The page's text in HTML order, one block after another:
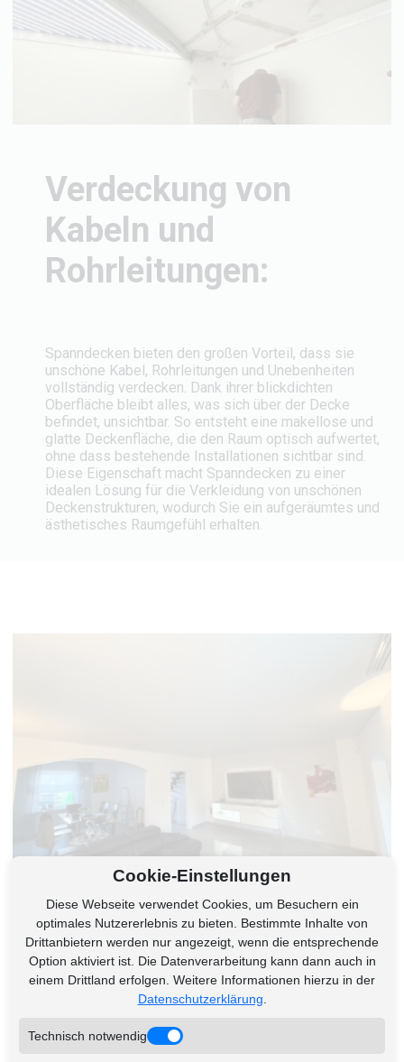
Verdeckung von
Kabeln und
Rohrleitungen:
Spanndecken bieten den großen Vorteil, dass sie
unschöne Kabel, Rohrleitungen und Unebenheiten
vollständig verdecken. Dank ihrer blickdichten
Oberfläche bleibt alles, was sich über der Decke
befindet, unsichtbar. So entsteht eine makellose und
glatte Deckenfläche, die den Raum optisch aufwertet,
ohne dass bestehende Installationen sichtbar sind.
Diese Eigenschaft macht Spanndecken zu einer
idealen Lösung für die Verkleidung von unschönen
Deckenstrukturen, wodurch Sie ein aufgeräumtes und
ästhetisches Raumgefühl erhalten.
Schmutzfreie
Installation:
Cookie-Einstellungen
Diese Webseite verwendet Cookies, um Besuchern ein
optimales Nutzererlebnis zu bieten. Bestimmte Inhalte von
Drittanbietern werden nur angezeigt, wenn die entsprechende
Option aktiviert ist. Die Datenverarbeitung kann dann auch in
einem Drittland erfolgen. Weitere Informationen hierzu in der
Datenschutzerklärung
Technisch notwendig